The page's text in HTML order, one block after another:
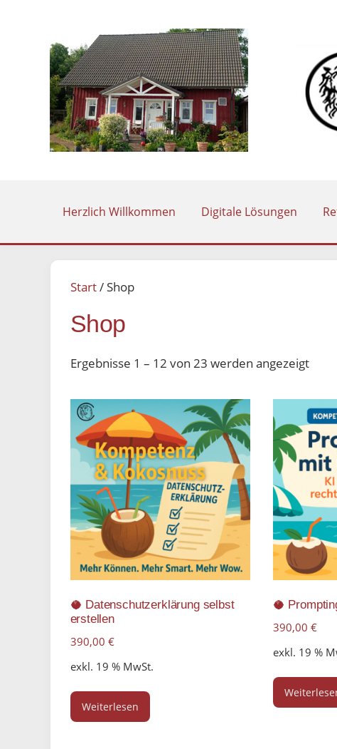
Herzlich Willkommen Digitale Lösungen
Start/ Shop
Shop
Ergebnisse 1 – 12 von 23 werden angezeigt
🥥 Datenschutzerklärung selbst
erstellen
390,00 €
exkl. 19 % MwSt.
Weiterlesen
🥥
390,00 €
exkl. 19 %